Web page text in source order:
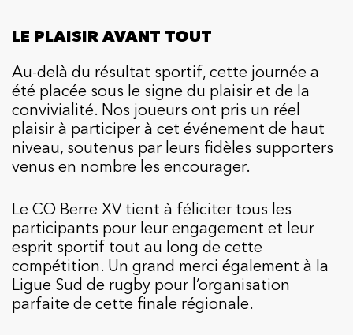
LE PLAISIR AVANT TOUT
Au-delà du résultat sportif, cette journée a
été placée sous le signe du plaisir et de la
convivialité. Nos joueurs ont pris un réel
plaisir à participer à cet événement de haut
niveau, soutenus par leurs fidèles supporters
venus en nombre les encourager.
Le CO Berre XV tient à féliciter tous les
participants pour leur engagement et leur
esprit sportif tout au long de cette
compétition. Un grand merci également à la
Ligue Sud de rugby pour l’organisation
parfaite de cette finale régionale.